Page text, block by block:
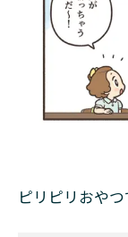
ピリピリおや